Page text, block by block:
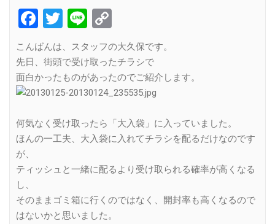
Facebook
Twitter
Line
Link
こんばんは、スタッフの大久保です。
先日、街頭で受け取ったチラシで
面白かったものがあったのでご紹介します。
何気なく受け取ったら「大入袋」に入っていました。
ほんの一工夫、大入袋に入れてチラシを配るだけなのです
が、
ティッシュと一緒に配るより受け取られる確率が高くなる
し、
そのままゴミ箱に行くのではなく、開封率も高くなるので
はないかと思いました。